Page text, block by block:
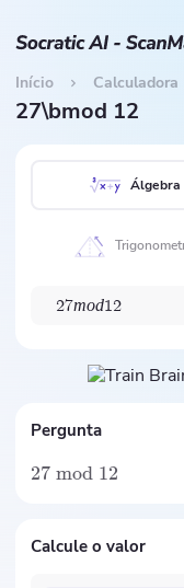
Início Calculadora
27\bmod 12
Álgebra
27mod1 2
Pergunta
27 mod 12
Calcule o valor